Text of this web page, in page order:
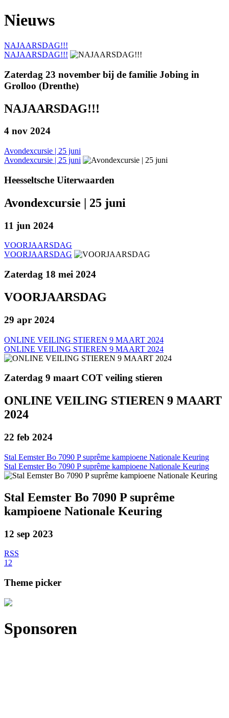
Nieuws
NAJAARSDAG!!!
NAJAARSDAG!!!
Zaterdag 23 november bij de familie Jobing in
Grolloo (Drenthe)
NAJAARSDAG!!!
4 nov 2024
Avondexcursie | 25 juni
Avondexcursie | 25 juni
Heesseltsche Uiterwaarden
Avondexcursie | 25 juni
11 jun 2024
VOORJAARSDAG
VOORJAARSDAG
Zaterdag 18 mei 2024
VOORJAARSDAG
29 apr 2024
ONLINE VEILING STIEREN 9 MAART 2024
ONLINE VEILING STIEREN 9 MAART 2024
Zaterdag 9 maart COT veiling stieren
ONLINE VEILING STIEREN 9 MAART
2024
22 feb 2024
Stal Eemster Bo 7090 P suprême kampioene Nationale Keuring
Stal Eemster Bo 7090 P suprême kampioene Nationale Keuring
Stal Eemster Bo 7090 P suprême
kampioene Nationale Keuring
12 sep 2023
RSS
12
Theme picker
Sponsoren